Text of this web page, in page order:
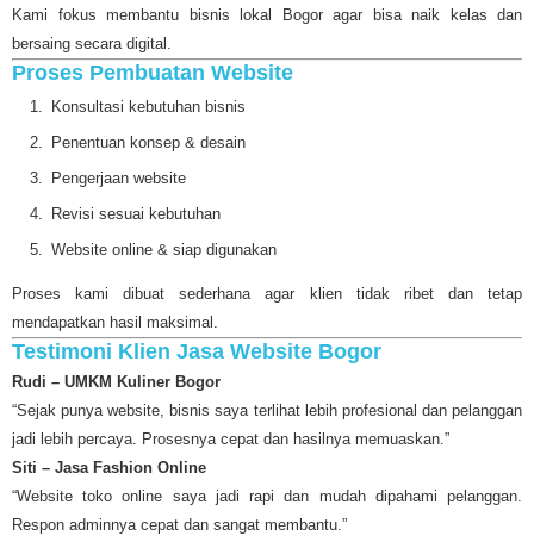
Kami fokus membantu bisnis lokal Bogor agar bisa naik kelas dan
bersaing secara digital.
Proses Pembuatan Website
Konsultasi kebutuhan bisnis
Penentuan konsep & desain
Pengerjaan website
Revisi sesuai kebutuhan
Website online & siap digunakan
Proses kami dibuat sederhana agar klien tidak ribet dan tetap
mendapatkan hasil maksimal.
Testimoni Klien Jasa Website Bogor
Rudi – UMKM Kuliner Bogor
“Sejak punya website, bisnis saya terlihat lebih profesional dan pelanggan
jadi lebih percaya. Prosesnya cepat dan hasilnya memuaskan.”
Siti – Jasa Fashion Online
“Website toko online saya jadi rapi dan mudah dipahami pelanggan.
Respon adminnya cepat dan sangat membantu.”